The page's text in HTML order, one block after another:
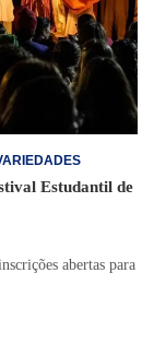
Estudantil de
abertas para